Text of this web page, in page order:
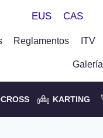
EUS CAS
Reglamentos ITV
Galería
KARTING